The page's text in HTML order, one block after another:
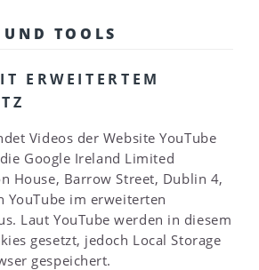
TOOLS
ERWEITERTEM
Videos der Website YouTube
Google Ireland Limited
House, Barrow Street, Dublin 4,
YouTube im erweiterten
Laut YouTube werden in diesem
gesetzt, jedoch Local Storage
gespeichert.